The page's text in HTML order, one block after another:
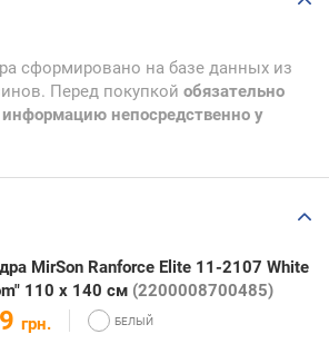
сформировано на базе данных из
Перед покупкой обязательно
непосредственно у
MirSon Ranforce Elite 11-2107 White
110 x 140 см (2200008700485)
грн.